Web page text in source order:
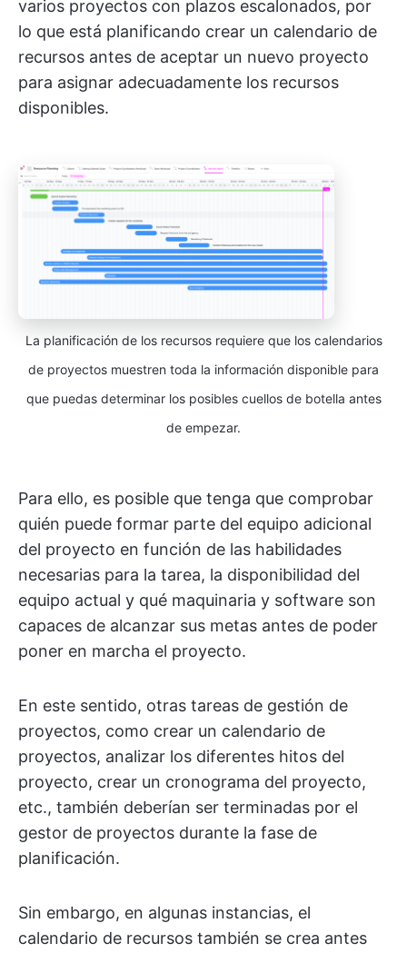
varios proyectos con plazos escalonados, por
lo que está planificando crear un calendario de
recursos antes de aceptar un nuevo proyecto
para asignar adecuadamente los recursos
disponibles.
La planificación de los recursos requiere que los calendarios
de proyectos muestren toda la información disponible para
que puedas determinar los posibles cuellos de botella antes
de empezar.
Para ello, es posible que tenga que comprobar
quién puede formar parte del equipo adicional
del proyecto en función de las habilidades
necesarias para la tarea, la disponibilidad del
equipo actual y qué maquinaria y software son
capaces de alcanzar sus metas antes de poder
poner en marcha el proyecto.
En este sentido, otras tareas de gestión de
proyectos, como crear un calendario de
proyectos, analizar los diferentes hitos del
proyecto, crear un cronograma del proyecto,
etc., también deberían ser terminadas por el
gestor de proyectos durante la fase de
planificación.
Sin embargo, en algunas instancias, el
calendario de recursos también se crea antes